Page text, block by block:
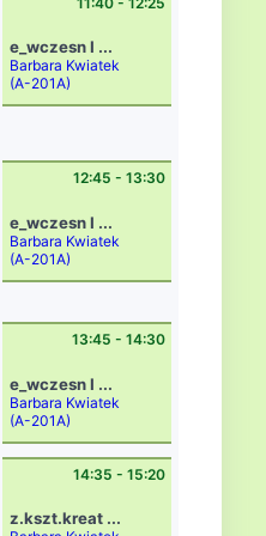
e_wczesn I ...
Barbara Kwiatek
(A-201A)
12:45 - 13:30
e_wczesn I ...
Barbara Kwiatek
(A-201A)
13:45 - 14:30
e_wczesn I ...
Barbara Kwiatek
(A-201A)
14:35 - 15:20
z.kszt.kreat ...